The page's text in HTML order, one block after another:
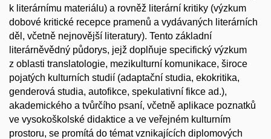
k literárnímu materiálu) a rovněž literární kritiky (výzkum
dobové kritické recepce pramenů a vydávaných literárních
děl, včetně nejnovější literatury). Tento základní
literárněvědný půdorys, jejž doplňuje specifický výzkum
z oblasti translatologie, mezikulturní komunikace, široce
pojatých kulturních studií (adaptační studia, ekokritika,
genderová studia, autofikce, spekulativní fikce ad.),
akademického a tvůrčího psaní, včetně aplikace poznatků
ve vysokoškolské didaktice a ve veřejném kulturním
prostoru, se promítá do témat vznikajících diplomových